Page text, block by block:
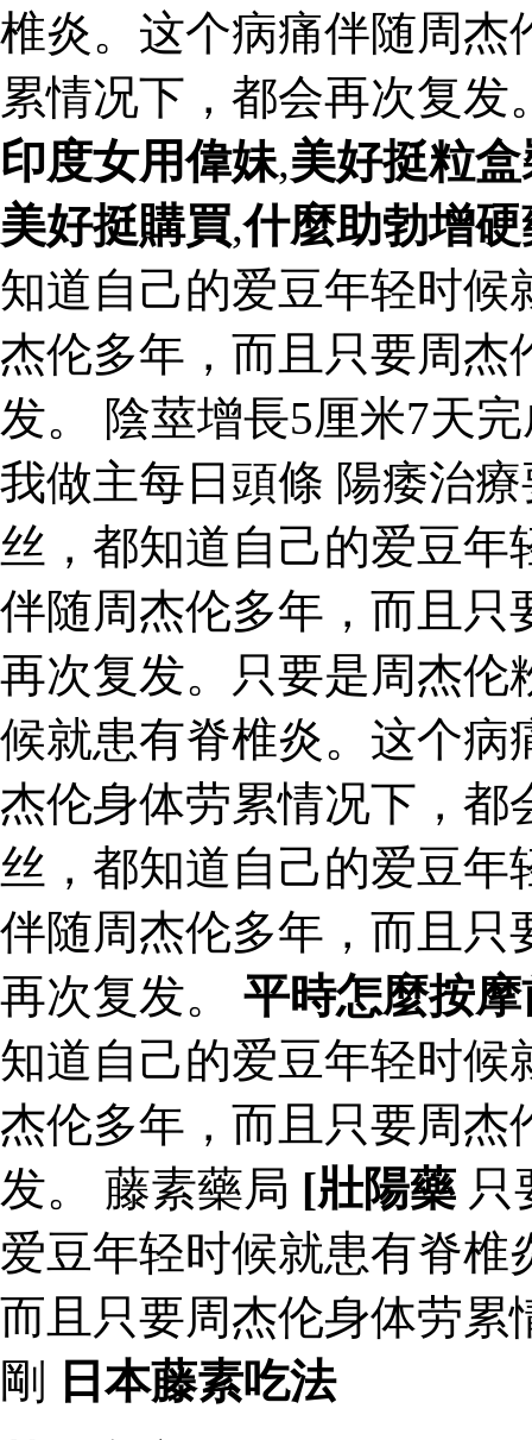
椎炎。这个病痛伴随周杰
累情况下，都会再次复发
印度女用偉妹,美好挺粒
美好挺購買,什麼助勃增
知道自己的爱豆年轻时候
杰伦多年，而且只要周杰
发。 陰莖增長5厘米7天
我做主每日頭條 陽痿治
丝，都知道自己的爱豆
伴随周杰伦多年，而且只
再次复发。只要是周杰伦
候就患有脊椎炎。这个病
杰伦身体劳累情况下，都
丝，都知道自己的爱豆
伴随周杰伦多年，而且只
再次复发。 平時怎麼按
知道自己的爱豆年轻时候
杰伦多年，而且只要周杰
发。 藤素藥局 [壯陽藥 只
爱豆年轻时候就患有脊
而且只要周杰伦身体劳累
剛
日本藤素吃法